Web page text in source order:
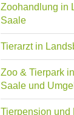
Zoohandlung in
Saale
Tierarzt in
Zoo & Tierpark
Saale und
Tierpension und